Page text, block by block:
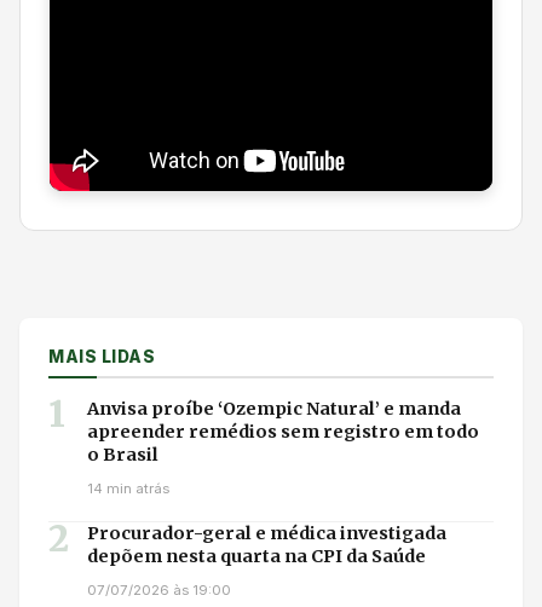
MAIS LIDAS
1
Anvisa proíbe ‘Ozempic Natural’ e manda
apreender remédios sem registro em todo
o Brasil
14 min atrás
2
Procurador-geral e médica investigada
depõem nesta quarta na CPI da Saúde
07/07/2026 às 19:00